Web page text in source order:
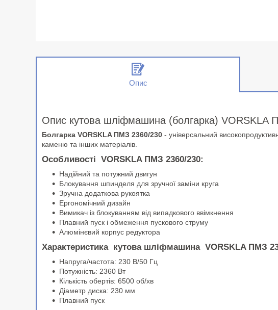
Опис
Опис кутова шліфмашина (болгарка) VORSKLA
Болгарка VORSKLA ПМЗ 2360/230 - універсальний
каменю та інших матеріалів.
Особливості VORSKLA ПМЗ 2360/230:
Надійний та потужний двигун
Блокування шпинделя для зручної заміни круга
Зручна додаткова рукоятка
Ергономічний дизайн
Вимикач із блокуванням від випадкового ввімкнення
Плавний пуск і обмеження пускового струму
Алюмінєвий корпус редуктора
Характеристика кутова шліфмашина VORSKLA ПМЗ
Напруга/частота: 230 В/50 Гц
Потужність: 2360 Вт
Кількість обертів: 6500 об/хв
Діаметр диска: 230 мм
Плавний пуск